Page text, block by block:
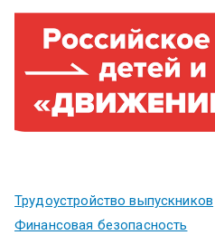
Трудоустройство выпускников
Финансовая безопасность